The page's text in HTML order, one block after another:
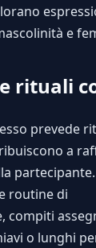
e
rituali
prevede
a
routine di
compiti
o lunghi